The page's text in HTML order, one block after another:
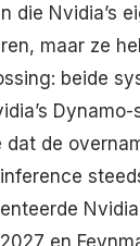
die Nvidia’s
maar ze
beide
Dynamo-
de
en